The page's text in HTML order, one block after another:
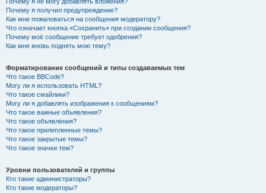
Почему я получил предупреждение?
Как мне пожаловаться на сообщения модератору?
Что означает кнопка «Сохранить» при создании сообщения?
Почему моё сообщение требует одобрения?
Как мне вновь поднять мою тему?
Форматирование сообщений и типы создаваемых тем
Что такое BBCode?
Могу ли я использовать HTML?
Что такое смайлики?
Могу ли я добавлять изображения к сообщениям?
Что такое важные объявления?
Что такое объявления?
Что такое прилепленные темы?
Что такое закрытые темы?
Что такое значки тем?
Уровни пользователей и группы
Кто такие администраторы?
Кто такие модераторы?